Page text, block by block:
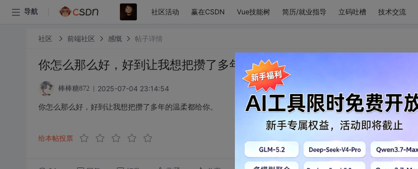
导航 社区活动 赢在CSDN Vue技能树 简历/就业指导 立码吐槽 技术交流
社区 前端社区 感慨 帖子详情
你怎么那么好，好到让我想把攒了多年的温柔都给你。
棒棒糖872 2025-07-04 23:14:54
你怎么那么好，好到让我想把攒了多年的温柔都给你。
给本帖投票